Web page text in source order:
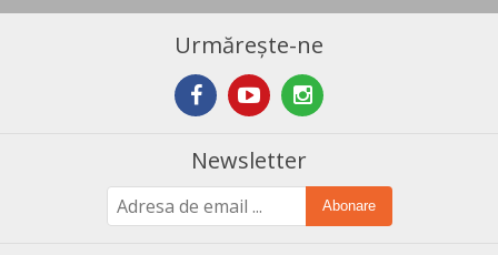
Urmărește-ne
Newsletter
Abonare